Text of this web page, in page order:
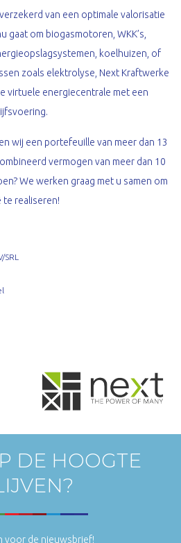
van een optimale valorisatie
gaat om biogasmotoren, WKK’s,
koelhuizen, of
zoals elektrolyse, Next Kraftwerke
virtuele energiecentrale met een
wij een portefeuille van meer dan 13
vermogen van meer dan 10
We werken graag met u samen om
te realiseren!
DE HOOGTE
voor de nieuwsbrief!